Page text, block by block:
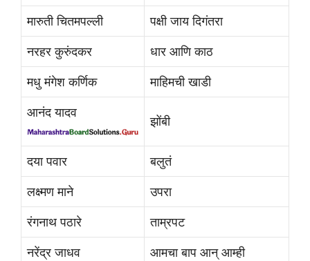
मारुती चितमपल्ली पक्षी जाय दिगंतरा
नरहर कुरुंदकर धार आणि काठ
मधु मंगेश कर्णिक माहिमची खाडी
आनंद यादव
झोंबी
दया पवार बलुतं
लक्ष्मण माने उपरा
रंगनाथ पठारे ताम्रपट
नरेंद्र जाधव आमचा बाप आन् आम्ही